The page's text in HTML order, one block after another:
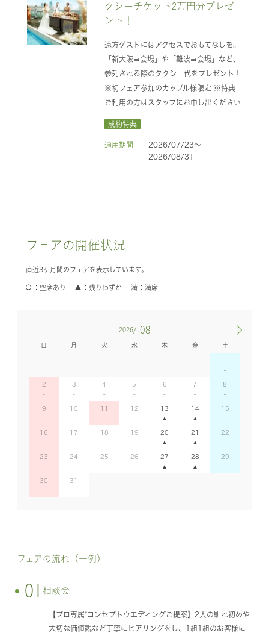
クシーチケット2万円分プレゼ
ント！
遠方ゲストにはアクセスでおもてなしを。
「新大阪⇒会場」や「難波⇒会場」など、
参列される際のタクシー代をプレゼント！
※初フェア参加のカップル様限定 ※特典
ご利用の方はスタッフにお申し出ください
成約特典
適用期間
2026/07/23〜
2026/08/31
フェアの開催状況
直近3ヶ月間のフェアを表示しています。
空席あり 残りわずか 満席
2026/ 08
日 月 火 水 木 金 土
1
2 3 4 5 6 7 8
9 10 11 12 13 14 15
16 17 18 19 20 21 22
23 24 25 26 27 28 29
30 31
フェアの流れ（一例）
01 相談会
【プロ専属*コンセプトウエディングご提案】2人の馴れ初めや
大切な価値観など丁寧にヒアリングをし、1組1組のお客様に